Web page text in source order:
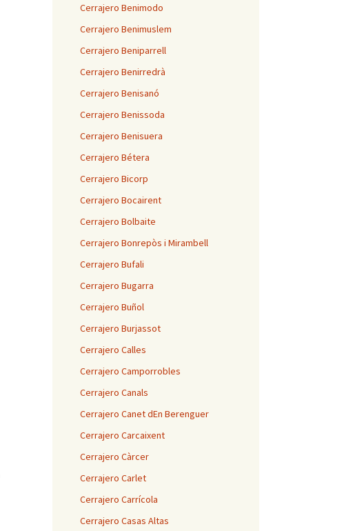
Cerrajero Benimodo
Cerrajero Benimuslem
Cerrajero Beniparrell
Cerrajero Benirredrà
Cerrajero Benisanó
Cerrajero Benissoda
Cerrajero Benisuera
Cerrajero Bétera
Cerrajero Bicorp
Cerrajero Bocairent
Cerrajero Bolbaite
Cerrajero Bonrepòs i Mirambell
Cerrajero Bufali
Cerrajero Bugarra
Cerrajero Buñol
Cerrajero Burjassot
Cerrajero Calles
Cerrajero Camporrobles
Cerrajero Canals
Cerrajero Canet dEn Berenguer
Cerrajero Carcaixent
Cerrajero Càrcer
Cerrajero Carlet
Cerrajero Carrícola
Cerrajero Casas Altas